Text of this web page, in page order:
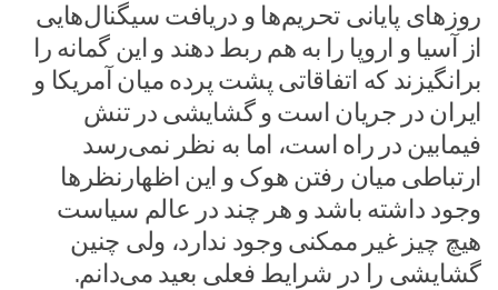
روزهای پایانی تحریم‌ها و دریافت سیگنال‌هایی
از آسیا و اروپا را به هم ربط دهند و این گمانه را
برانگیزند که اتفاقاتی پشت پرده میان آمریکا و
ایران در جریان است و گشایشی در تنش
فیمابین در راه است، اما به نظر نمی‌رسد
ارتباطی میان رفتن هوک و این اظهارنظرها
وجود داشته باشد و هر چند در عالم سیاست
هیچ چیز غیر ممکنی وجود ندارد، ولی چنین
گشایشی را در شرایط فعلی بعید می‌دانم.